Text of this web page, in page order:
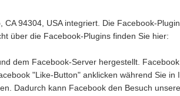
94304, USA integriert. Die Facebook-
über die Facebook-Plugins finden Sie hier:
dem Facebook-Server hergestellt. Facebook
"Like-Button" anklicken während Sie in
Dadurch kann Facebook den Besuch